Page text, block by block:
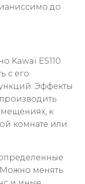
до
Kawai ES110
с его
Эффекты
к
комнате или
Можно менять